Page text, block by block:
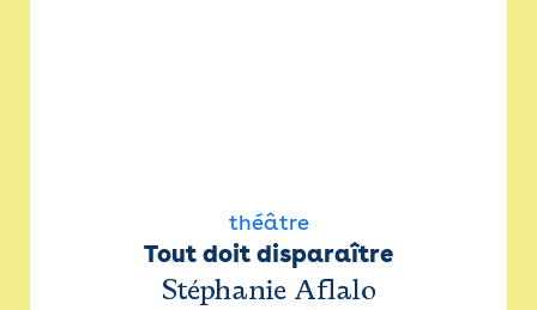
théâtre
Tout doit disparaître
Stéphanie Aflalo